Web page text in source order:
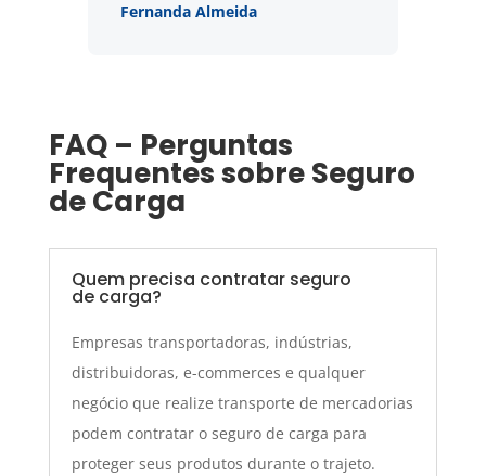
Fernanda Almeida
FAQ – Perguntas
Frequentes sobre Seguro
de Carga
Quem precisa contratar seguro
de carga?
Empresas transportadoras, indústrias,
distribuidoras, e-commerces e qualquer
negócio que realize transporte de mercadorias
podem contratar o seguro de carga para
proteger seus produtos durante o trajeto.